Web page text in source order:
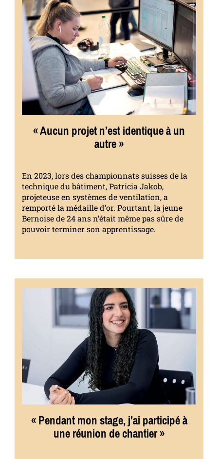
« Aucun projet n’est identique à un
autre »
En 2023, lors des championnats suisses de la
technique du bâtiment, Patricia Jakob,
projeteuse en systèmes de ventilation, a
remporté la médaille d’or. Pourtant, la jeune
Bernoise de 24 ans n’était même pas sûre de
pouvoir terminer son apprentissage.
« Pendant mon stage, j’ai participé à
une réunion de chantier »